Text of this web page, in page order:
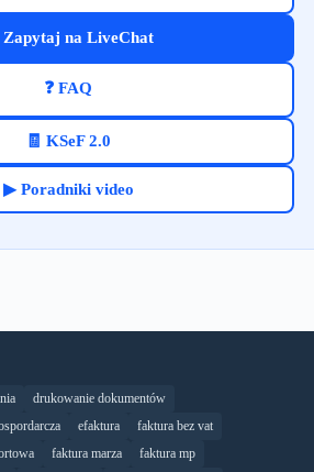
Zapytaj na LiveChat
❓ FAQ
🧾 KSeF 2.0
▶ Poradniki video
drukowanie dokumentów
efaktura
faktura bez vat
faktura marza
faktura mp